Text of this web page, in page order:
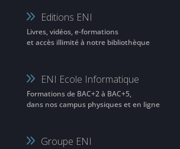
Editions ENI
Livres, vidéos, e-formations
et accès illimité à notre bibliothèque
ENI Ecole Informatique
Formations de BAC+2 à BAC+5,
dans nos campus physiques et en ligne
Groupe ENI